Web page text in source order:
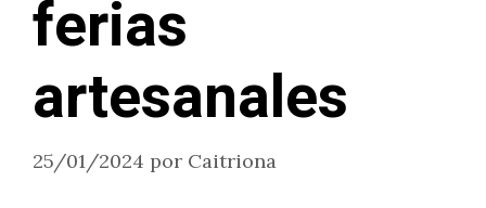
ferias
artesanales
25/01/2024 por Caitriona